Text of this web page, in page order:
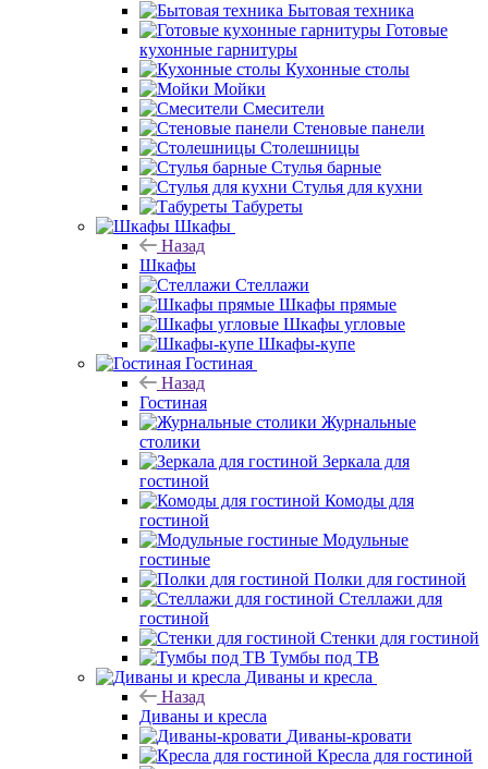
Бытовая техника
Готовые
кухонные гарнитуры
Кухонные столы
Мойки
Смесители
Стеновые панели
Столешницы
Стулья барные
Стулья для кухни
Табуреты
Шкафы
Назад
Шкафы
Стеллажи
Шкафы прямые
Шкафы угловые
Шкафы-купе
Гостиная
Назад
Гостиная
Журнальные
столики
Зеркала для
гостиной
Комоды для
гостиной
Модульные
гостиные
Полки для гостиной
Стеллажи для
гостиной
Стенки для гостиной
Тумбы под ТВ
Диваны и кресла
Назад
Диваны и кресла
Диваны-кровати
Кресла для гостиной